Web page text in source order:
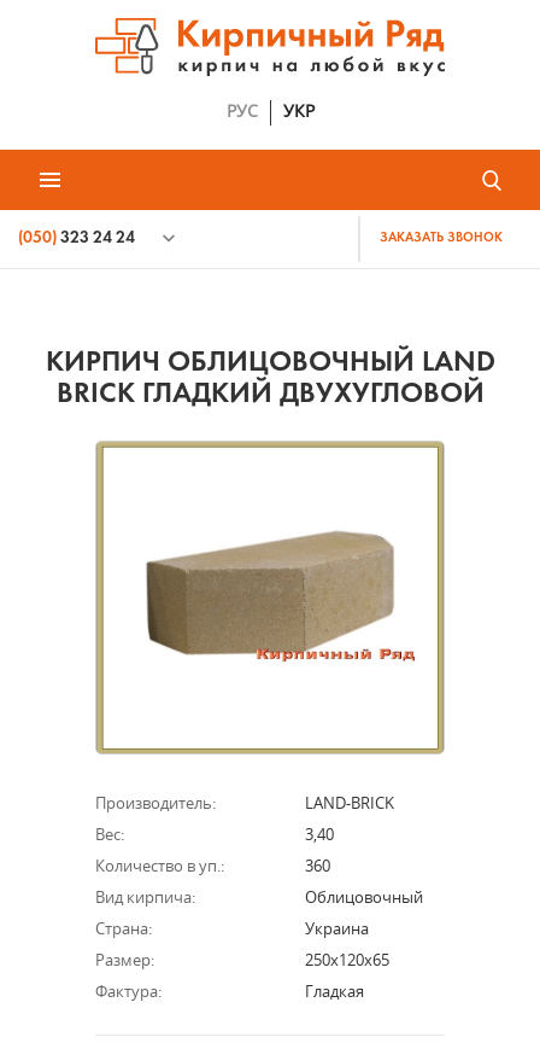
РУС УКР
(050) 323 24 24 ЗАКАЗАТЬ ЗВОНОК
КИРПИЧ ОБЛИЦОВОЧНЫЙ LAND
BRICK ГЛАДКИЙ ДВУХУГЛОВОЙ
Производитель:
LAND-BRICK
Вес:
3,40
Количество в уп.:
360
Вид кирпича:
Облицовочный
Страна:
Украина
Размер:
250х120х65
Фактура:
Гладкая